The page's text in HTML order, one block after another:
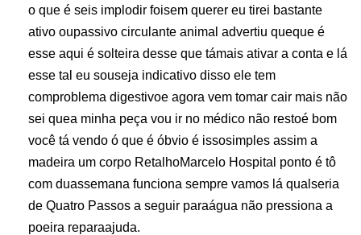
o que é seis implodir foisem querer eu tirei bastante
ativo oupassivo circulante animal advertiu queque é
esse aqui é solteira desse que támais ativar a conta e lá
esse tal eu souseja indicativo disso ele tem
comproblema digestivoe agora vem tomar cair mais não
sei quea minha peça vou ir no médico não restoé bom
você tá vendo ó que é óbvio é issosimples assim a
madeira um corpo RetalhoMarcelo Hospital ponto é tô
com duassemana funciona sempre vamos lá qualseria
de Quatro Passos a seguir paraágua não pressiona a
poeira reparaajuda.